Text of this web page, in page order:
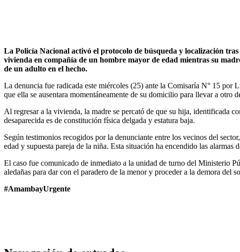
La Policía Nacional activó el protocolo de búsqueda y localización tras la desaparición de una menor de 12 años en la colonia Cerro Cora’i de Pedro Juan Caballero. La niña habría salido de su
vivienda en compañía de un hombre mayor de edad mientras su
de un adulto en el hecho.
La denuncia fue radicada este miércoles (25) ante la Comisaría N° 15 por
que ella se ausentara momentáneamente de su domicilio para llevar a otro
Al regresar a la vivienda, la madre se percató de que su hija, identificada
desaparecida es de constitución física delgada y estatura baja.
Según testimonios recogidos por la denunciante entre los vecinos del
edad y supuesta pareja de la niña. Esta situación ha encendido las
El caso fue comunicado de inmediato a la unidad de turno del Ministerio
aledañas para dar con el paradero de la menor y proceder a la demora del
#AmambayUrgente